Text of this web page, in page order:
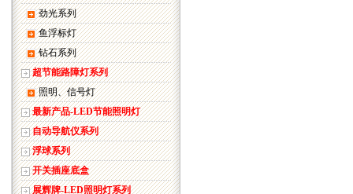
劲光系列
鱼浮标灯
钻石系列
超节能路障灯系列
照明、信号灯
最新产品-LED节能照明灯
自动导航仪系列
浮球系列
开关插座底盒
展辉牌-LED照明灯系列